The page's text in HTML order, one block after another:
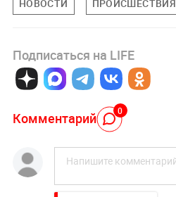
НОВОСТИ ПРОИСШЕСТВИЯ
Подписаться на LIFE
Комментарий 0